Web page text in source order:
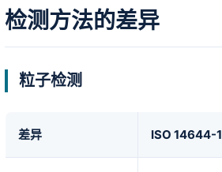
检测方法的差异
粒子检测
差异 ISO 14644-1